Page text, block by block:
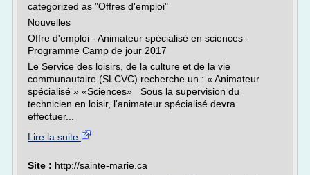
categorized as "Offres d'emploi"
Nouvelles
Offre d'emploi - Animateur spécialisé en sciences -
Programme Camp de jour 2017
Le Service des loisirs, de la culture et de la vie
communautaire (SLCVC) recherche un : « Animateur
spécialisé » «Sciences» Sous la supervision du
technicien en loisir, l'animateur spécialisé devra
effectuer...
Lire la suite
Site : http://sainte-marie.ca